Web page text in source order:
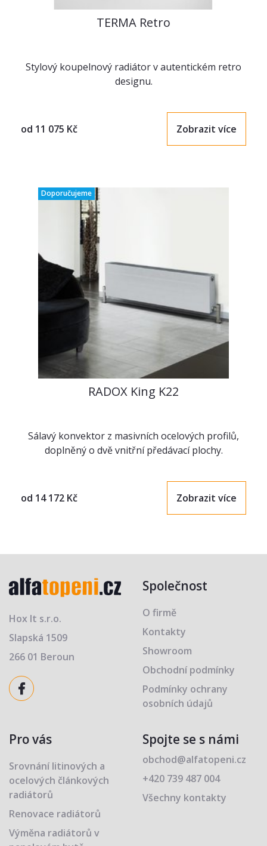
TERMA Retro
Stylový koupelnový radiátor v autentickém retro
designu.
od 11 075 Kč Zobrazit více
Doporučujeme
RADOX King K22
Sálavý konvektor z masivních ocelových profilů,
doplněný o dvě vnitřní předávací plochy.
od 14 172 Kč Zobrazit více
Hox It s.r.o.
Slapská 1509
266 01 Beroun
Společnost
O firmě
Kontakty
Showroom
Obchodní podmínky
Podmínky ochrany
osobních údajů
Pro vás
Srovnání litinových a
ocelových článkových
radiátorů
Renovace radiátorů
Výměna radiátorů v
Spojte se s námi
obchod@alfatopeni.cz
+420 739 487 004
Všechny kontakty